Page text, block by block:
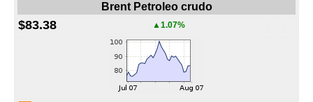
Brent Petroleo crudo
$83.38 ▲1.07%